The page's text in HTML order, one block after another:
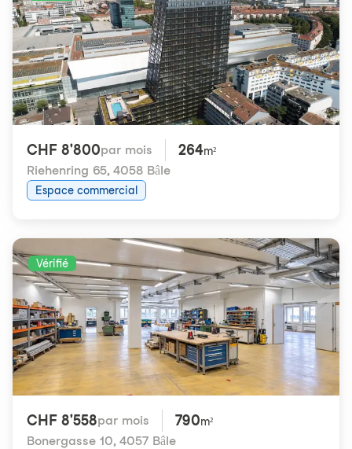
CHF 8'800par mois 264m²
Riehenring 65, 4058 Bâle
Espace commercial
Vérifié
CHF 8'558par mois 790m²
Bonergasse 10, 4057 Bâle